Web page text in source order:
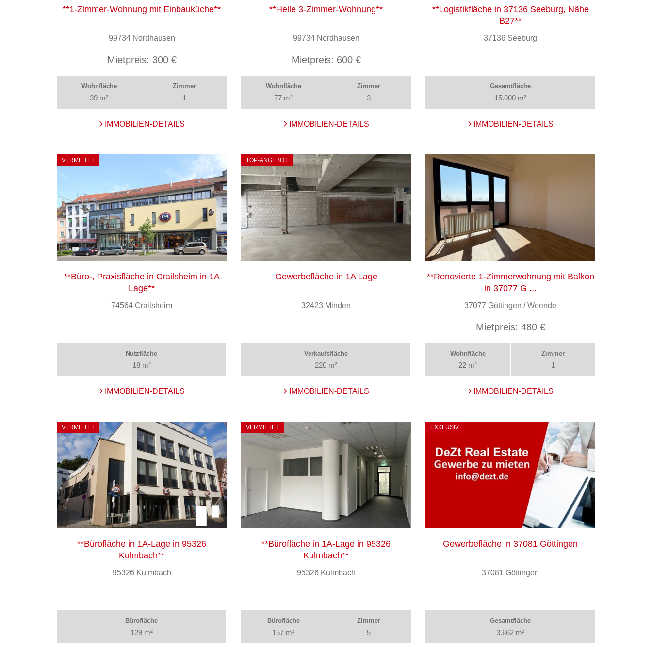
**1-Zimmer-Wohnung mit Einbauküche**
99734 Nordhausen
Mietpreis: 300 €
Wohnfläche
39 m²
Zimmer
1
IMMOBILIEN-DETAILS
**Helle 3-Zimmer-Wohnung**
99734 Nordhausen
Mietpreis: 600 €
Wohnfläche
77 m²
Zimmer
3
IMMOBILIEN-DETAILS
**Logistikfläche in 37136 Seeburg, Nähe
B27**
37136 Seeburg
Gesamtfläche
15.000 m²
IMMOBILIEN-DETAILS
VERMIETET
**Büro-, Praxisfläche in Crailsheim in 1A
Lage**
74564 Crailsheim
Nutzfläche
18 m²
IMMOBILIEN-DETAILS
TOP-ANGEBOT
Gewerbefläche in 1A Lage
32423 Minden
Verkaufsfläche
220 m²
IMMOBILIEN-DETAILS
**Renovierte 1-Zimmerwohnung mit Balkon
in 37077 G ...
37077 Göttingen / Weende
Mietpreis: 480 €
Wohnfläche
22 m²
Zimmer
1
IMMOBILIEN-DETAILS
VERMIETET
**Bürofläche in 1A-Lage in 95326
Kulmbach**
95326 Kulmbach
Bürofläche
129 m²
VERMIETET
**Bürofläche in 1A-Lage in 95326
Kulmbach**
95326 Kulmbach
Bürofläche
157 m²
Zimmer
5
EXKLUSIV
Gewerbefläche in 37081 Göttingen
37081 Göttingen
Gesamtfläche
3.662 m²